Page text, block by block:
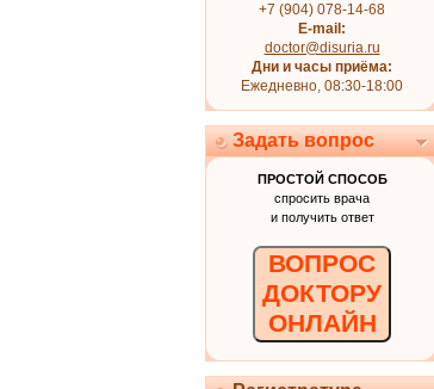
+7 (904) 078-14-68
E-mail:
doctor@disuria.ru
Дни и часы приёма:
Ежедневно, 08:30-18:00
Задать вопрос
ПРОСТОЙ СПОСОБ
спросить врача
и получить ответ
ВОПРОС
ДОКТОРУ
ОНЛАЙН